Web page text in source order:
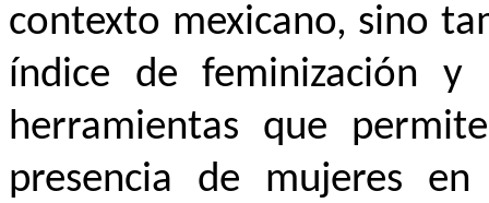
contexto mexicano, sino
índice de feminización
herramientas que
presencia de mujeres